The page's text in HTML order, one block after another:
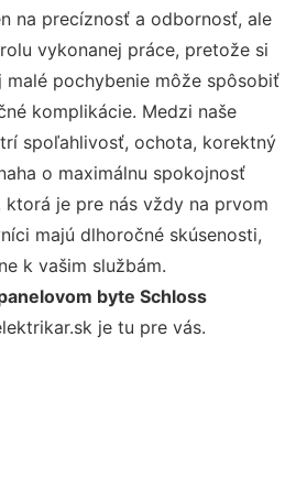
na precíznosť a odbornosť, ale
vykonanej práce, pretože si
malé pochybenie môže spôsobiť
komplikácie. Medzi naše
spoľahlivosť, ochota, korektný
o maximálnu spokojnosť
ktorá je pre nás vždy na prvom
majú dlhoročné skúsenosti,
k vašim službám.
byte Schloss
je tu pre vás.